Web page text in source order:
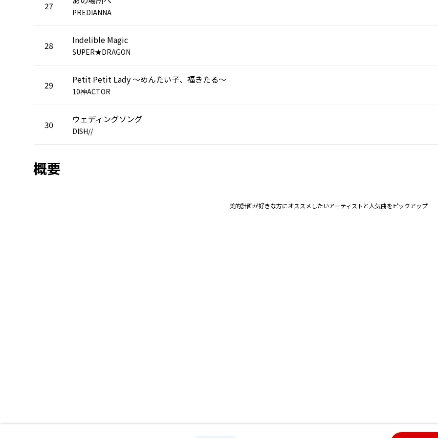
27
PREDIANNA
28 Indelible Magic
SUPER★DRAGON
29 Petit Petit Lady ～めんたい子、福きたる～
10神ACTOR
30 ウェディングソング
DISH//
概要
美的計画が好きな方にオススメしたいアーティストと人気曲をピックアップ